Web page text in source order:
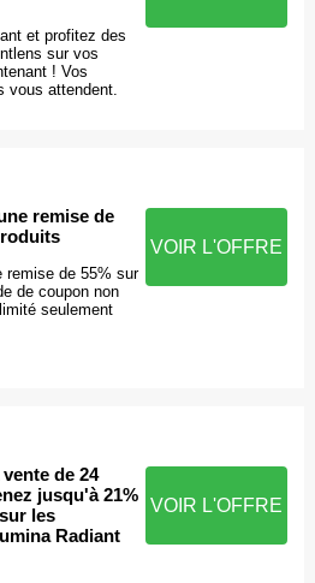
et profitez des
sur vos
! Vos
vous attendent.
remise de
remise de 55% sur
de coupon non
seulement
VOIR L'OFFRE
de 24
jusqu'à 21%
les
Radiant
VOIR L'OFFRE